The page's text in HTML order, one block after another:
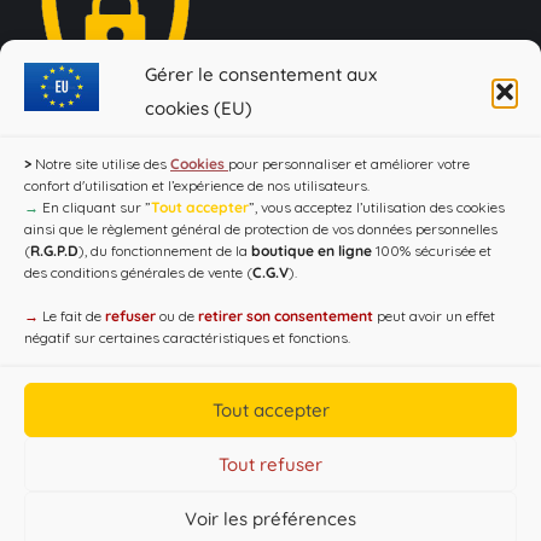
Gérer le consentement aux
cookies (EU)
> Notre site utilise des Cookies pour personnaliser et améliorer votre
confort d'utilisation et l’expérience de nos utilisateurs.
→ En cliquant sur ”Tout accepter”, vous acceptez l’utilisation des cookies
ainsi que le règlement général de protection de vos données personnelles
(R.G.P.D), du fonctionnement de la boutique en ligne 100% sécurisée et
des conditions générales de vente (C.G.V).
→ Le fait de refuser ou de retirer son consentement peut avoir un effet
négatif sur certaines caractéristiques et fonctions.
Tout accepter
Tout refuser
Voir les préférences
consommer avec modération !"
Copyright CAP'C 2019
Designed byWEB3-DESIGN